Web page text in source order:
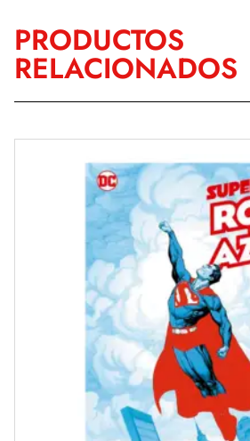
PRODUCTOS
RELACIONADOS